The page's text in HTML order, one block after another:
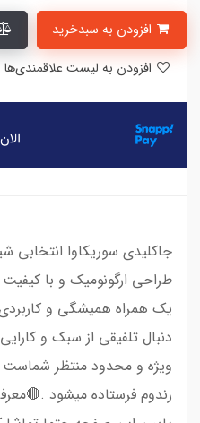
جاکلیدی سوریکاوا
طراحی ارگونومیک و با
یک همراه همیشگی و
دنبال تلفیقی از سبک و
ویژه و محدود منتظر
رندوم فرستاده میشود